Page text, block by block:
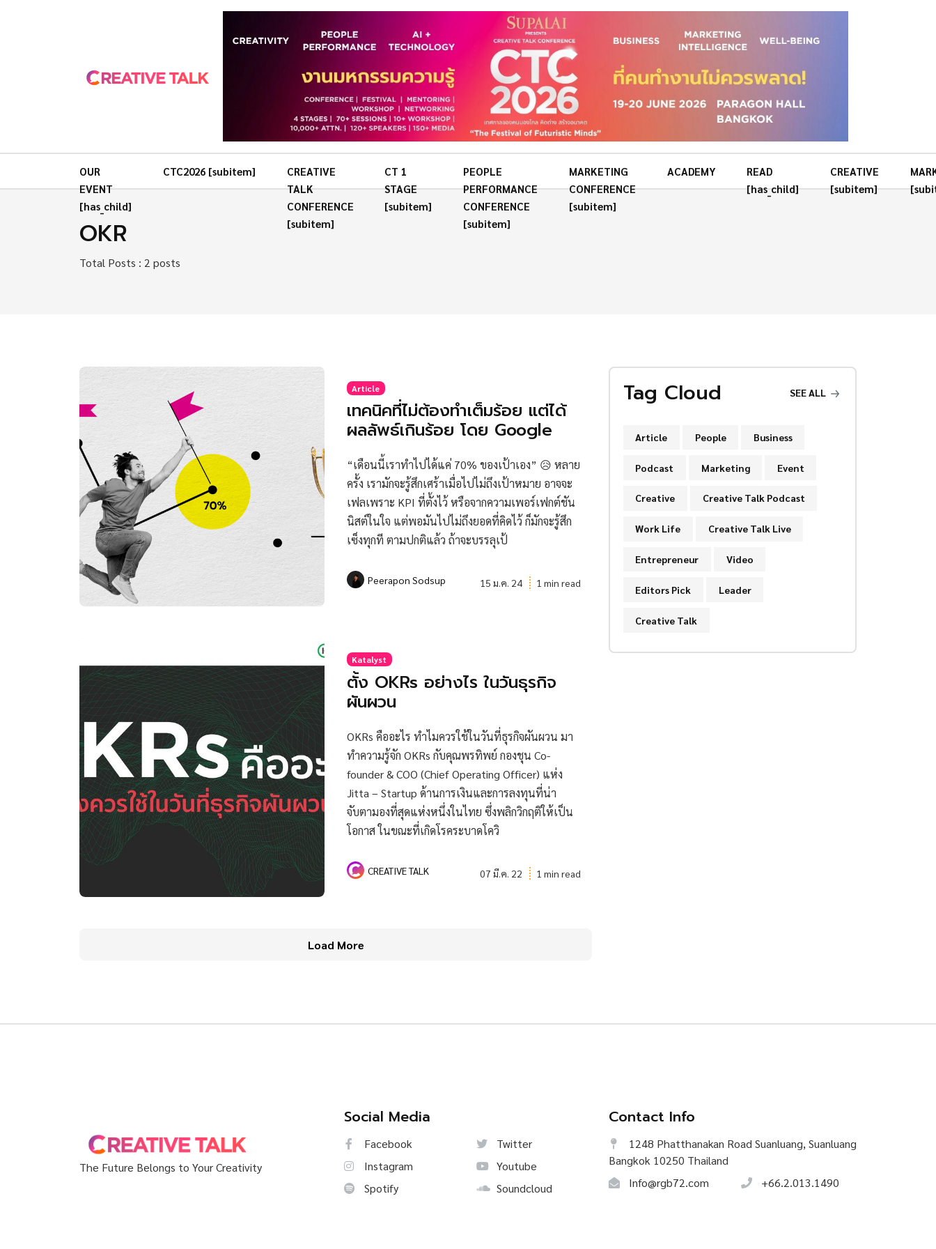
OUR
EVENT
[has_child]
CTC2026 [subitem]
CREATIVE
TALK
CONFERENCE
[subitem]
CT 1
STAGE
[subitem]
PEOPLE
PERFORMANCE
CONFERENCE
[subitem]
MARKETING
CONFERENCE
[subitem]
ACADEMY
READ
[has_child]
CREATIVE
[subitem]
OKR
Total Posts : 2 posts
Article
เทคนิคที่ไม่ต้องทำเต็มร้อย แต่ได้
ผลลัพธ์เกินร้อย โดย Google
“เดือนนี้เราทำไปได้แค่ 70% ของเป้าเอง” 😥 หลาย
ครั้ง เรามักจะรู้สึกเศร้าเมื่อไปไม่ถึงเป้าหมาย อาจจะ
เฟลเพราะ KPI ที่ตั้งไว้ หรือจากความเพอร์เฟกต์ชัน
นิสต์ในใจ แต่พอมันไปไม่ถึงยอดที่คิดไว้ ก็มักจะรู้สึก
เซ็งทุกที ตามปกติแล้ว ถ้าจะบรรลุเป้
Peerapon Sodsup 15 ม.ค. 24 1 min read
Katalyst
ตั้ง OKRs อย่างไร ในวันธุรกิจ
ผันผวน
OKRs คืออะไร ทำไมควรใช้ในวันที่ธุรกิจผันผวน มา
ทำความรู้จัก OKRs กับคุณพรทิพย์ กองชุน Co-
founder & COO (Chief Operating Officer) แห่ง
Jitta – Startup ด้านการเงินและการลงทุนที่น่า
จับตามองที่สุดแห่งหนึ่งในไทย ซึ่งพลิกวิกฤติให้เป็น
โอกาส ในขณะที่เกิดโรคระบาดโควิ
CREATIVE TALK 07 มี.ค. 22 1 min read
Load More
Tag Cloud SEE ALL
Article People Business
Podcast Marketing Event
Creative Creative Talk Podcast
Work Life Creative Talk Live
Entrepreneur Video
Editors Pick Leader
Creative Talk
The Future Belongs to Your Creativity
Social Media
Facebook
Twitter
Instagram
Youtube
Spotify
Soundcloud
Contact Info
1248 Phatthanakan Road Suanluang, Suanluang
Bangkok 10250 Thailand
Info@rgb72.com
+66.2.013.1490